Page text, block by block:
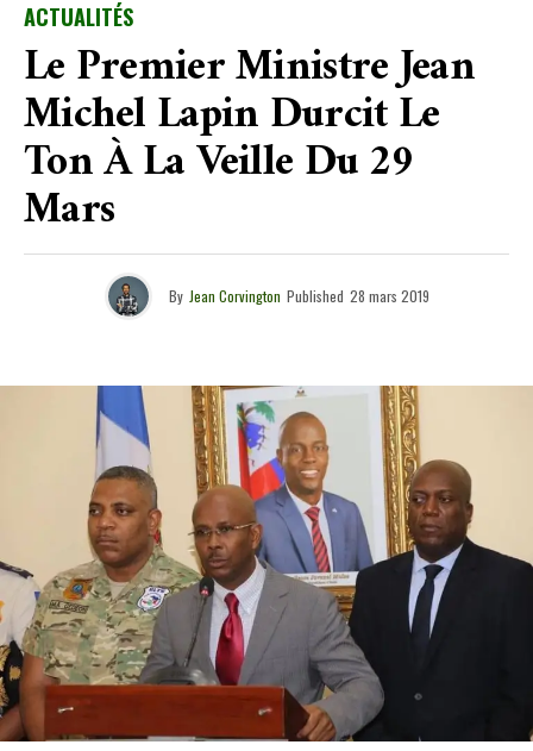
ACTUALITÉS
Le Premier Ministre Jean
Michel Lapin Durcit Le
Ton À La Veille Du 29
Mars
By Jean Corvington Published 28 mars 2019